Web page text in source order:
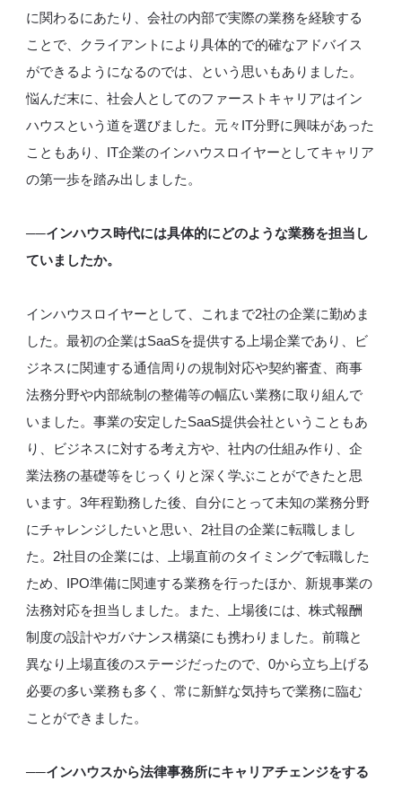
に関わるにあたり、会社の内部で実際の業務を経験する
ことで、クライアントにより具体的で的確なアドバイス
ができるようになるのでは、という思いもありました。
悩んだ末に、社会人としてのファーストキャリアはイン
ハウスという道を選びました。元々IT分野に興味があった
こともあり、IT企業のインハウスロイヤーとしてキャリア
の第一歩を踏み出しました。
──インハウス時代には具体的にどのような業務を担当し
ていましたか。
インハウスロイヤーとして、これまで2社の企業に勤めま
した。最初の企業はSaaSを提供する上場企業であり、ビ
ジネスに関連する通信周りの規制対応や契約審査、商事
法務分野や内部統制の整備等の幅広い業務に取り組んで
いました。事業の安定したSaaS提供会社ということもあ
り、ビジネスに対する考え方や、社内の仕組み作り、企
業法務の基礎等をじっくりと深く学ぶことができたと思
います。3年程勤務した後、自分にとって未知の業務分野
にチャレンジしたいと思い、2社目の企業に転職しまし
た。2社目の企業には、上場直前のタイミングで転職した
ため、IPO準備に関連する業務を行ったほか、新規事業の
法務対応を担当しました。また、上場後には、株式報酬
制度の設計やガバナンス構築にも携わりました。前職と
異なり上場直後のステージだったので、0から立ち上げる
必要の多い業務も多く、常に新鮮な気持ちで業務に臨む
ことができました。
──インハウスから法律事務所にキャリアチェンジをする